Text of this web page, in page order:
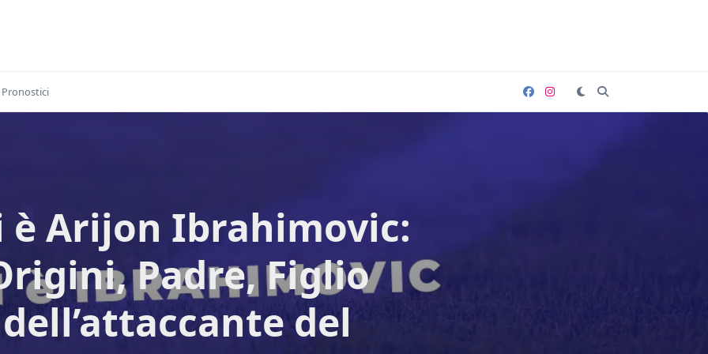
Pronostici
è Arijon Ibrahimovic:
Padre, Figlio
dell’attaccante del